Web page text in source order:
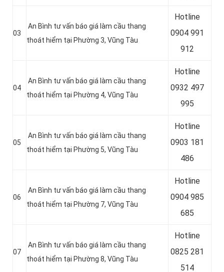
03
An Bình tư vấn báo giá làm cầu thang
thoát hiểm tại Phường 3, Vũng Tàu
Hotline
0904 991
912
04
An Bình tư vấn báo giá làm cầu thang
thoát hiểm tại Phường 4, Vũng Tàu
Hotline
0932 497
995
05
An Bình tư vấn báo giá làm cầu thang
thoát hiểm tại Phường 5, Vũng Tàu
Hotline
0903 181
486
06
An Bình tư vấn báo giá làm cầu thang
thoát hiểm tại Phường 7, Vũng Tàu
Hotline
0904 985
685
07
An Bình tư vấn báo giá làm cầu thang
thoát hiểm tại Phường 8, Vũng Tàu
Hotline
0825 281
514